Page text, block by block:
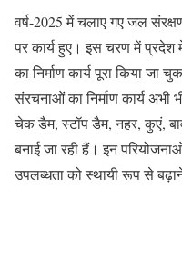
वर्ष-2025 में चलाए गए जल
पर कार्य हुए। इस चरण में
का निर्माण कार्य पूरा किया
संरचनाओं का निर्माण कार्य अभी
चेक डैम, स्टॉप डैम, नहर, कुएं,
बनाई जा रही हैं। इन
उपलब्धता को स्थायी रूप से